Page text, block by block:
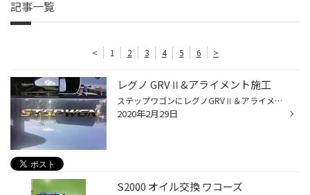
記事一覧
< 1 2 3 4 5 6 >
レグノ GRVⅡ&アライメント施工
ステップワゴンにレグノGRVⅡ＆アライメント施工しました。 GRVⅡはレグノシリーズのミニバン専用設計されたモデルです。 とくに乗り心地と音の静かさをお求めの方にオススメです！！ タイヤ交換と一緒にアライメント施工もして タイヤの設置角度を適正に！！ 皆さんもダマされたと思って！！ レグノ...
2020年2月29日
S2000 オイル交換 ワコーズ